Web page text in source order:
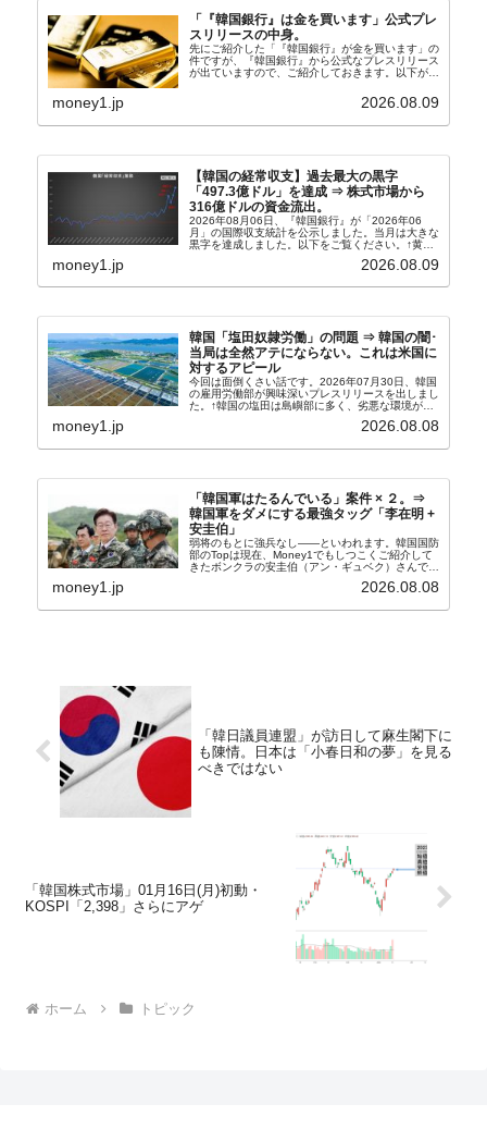
「『韓国銀行』は金を買います」公式プレ
スリリースの中身。
先にご紹介した「『韓国銀行』が金を買います」の
件ですが、『韓国銀行』から公式なプレスリリース
が出ていますので、ご紹介しておきます。以下が全
れ協力体制を構築□『韓国銀行』は、国内生産金の
money1.jp 2026.08.09
【韓国の経常収支】過去最大の黒字
「497.3億ドル」を達成 ⇒ 株式市場から
316億ドルの資金流出。
2026年08月06日、『韓国銀行』が「2026年06
月」の国際収支統計を公示しました。当月は大きな
黒字を達成しました。以下をご覧ください。↑黄色
の経常収支です。2026年06月貿易収支：4...
money1.jp 2026.08.09
韓国「塩田奴隷労働」の問題 ⇒ 韓国の闇･
当局は全然アテにならない。これは米国に
対するアピール
今回は面倒くさい話です。2026年07月30日、韓国
の雇用労働部が興味深いプレスリリースを出しまし
た。↑韓国の塩田は島嶼部に多く、劣悪な環境が一
たといわれます（後述）。これは、いわゆる「塩田
money1.jp 2026.08.08
「韓国軍はたるんでいる」案件 × ２。⇒
韓国軍をダメにする最強タッグ「李在明 +
安圭伯」
弱将のもとに強兵なし――といわれます。韓国国防
部のTopは現在、Money1でもしつこくご紹介して
きたボンクラの安圭伯（アン・ギュベク）さんで
さんと「韓国初の文官上がり」の国防部長官安圭伯
money1.jp 2026.08.08
「韓日議員連盟」が訪日して麻生閣下に
も陳情。日本は「小春日和の夢」を見る
べきではない
「韓国株式市場」01月16日(月)初動・
KOSPI「2,398」さらにアゲ
ホーム トピック